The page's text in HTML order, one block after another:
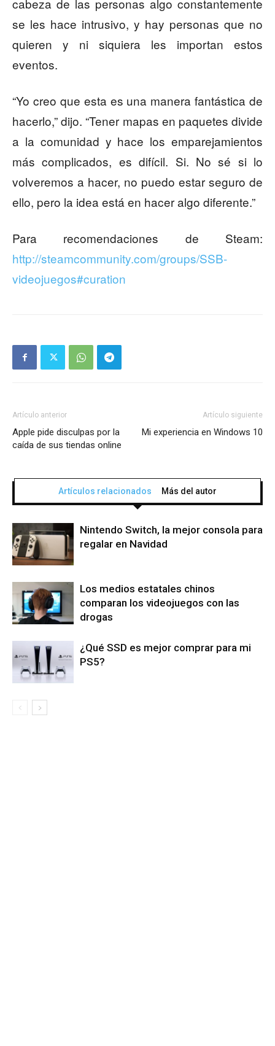
cabeza de las personas algo constantemente
se les hace intrusivo, y hay personas que no
quieren y ni siquiera les importan estos
eventos.
“Yo creo que esta es una manera fantástica de
hacerlo,” dijo. “Tener mapas en paquetes divide
a la comunidad y hace los emparejamientos
más complicados, es difícil. Si. No sé si lo
volveremos a hacer, no puedo estar seguro de
ello, pero la idea está en hacer algo diferente.”
Para recomendaciones de Steam:
http://steamcommunity.com/groups/SSB-
videojuegos#curation
Artículo anterior
Apple pide disculpas por la
caída de sus tiendas online
Artículo siguiente
Mi experiencia en Windows 10
Artículos relacionados Más del autor
Nintendo Switch, la mejor consola para
regalar en Navidad
Los medios estatales chinos
comparan los videojuegos con las
drogas
¿Qué SSD es mejor comprar para mi
PS5?